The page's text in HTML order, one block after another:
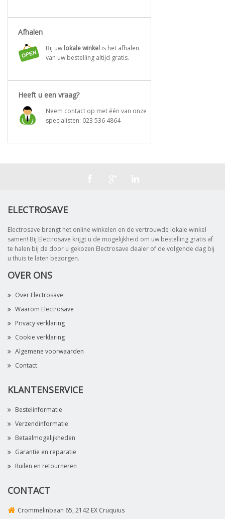
Afhalen
Bij uw lokale winkel is het afhalen
van uw bestelling altijd gratis.
Heeft u een vraag?
Neem contact op met één van onze
specialisten: 023 536 4864
ELECTROSAVE
Electrosave brengt het online winkelen en de vertrouwde lokale winkel
samen! Bij Electrosave krijgt u de mogelijkheid om uw bestelling gratis af
te halen bij de door u gekozen Electrosave dealer of de volgende dag bij
u thuis te laten bezorgen.
OVER ONS
Over Electrosave
Waarom Electrosave
Privacy verklaring
Cookie verklaring
Algemene voorwaarden
Contact
KLANTENSERVICE
Bestelinformatie
Verzendinformatie
Betaalmogelijkheden
Garantie en reparatie
Ruilen en retourneren
CONTACT
Crommelinbaan 65, 2142 EX Cruquius